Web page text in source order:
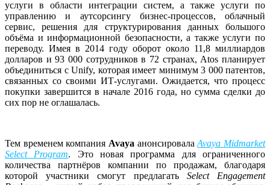
услуги в области интеграции систем, а также услуги по
управлению и аутсорсингу бизнес-процессов, облачный
сервис, решения для структурирования данных большого
объёма и информационной безопасности, а также услуги по
переводу. Имея в 2014 году оборот около 11,8 миллиардов
долларов и 93 000 сотрудников в 72 странах, Atos планирует
объединиться с Unify, которая имеет минимум 3 000 патентов,
связанных со своими ИТ-услугами. Ожидается, что процесс
покупки завершится в начале 2016 года, но сумма сделки до
сих пор не оглашалась.
Тем временем компания Avaya анонсировалаAvaya Midmarket
Select Program. Это новая программа для ограниченного
количества партнёров компании по продажам, благодаря
которой участники смогут предлагать Select Engagement